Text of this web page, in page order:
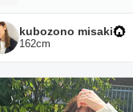
kubozono misaki
162cm